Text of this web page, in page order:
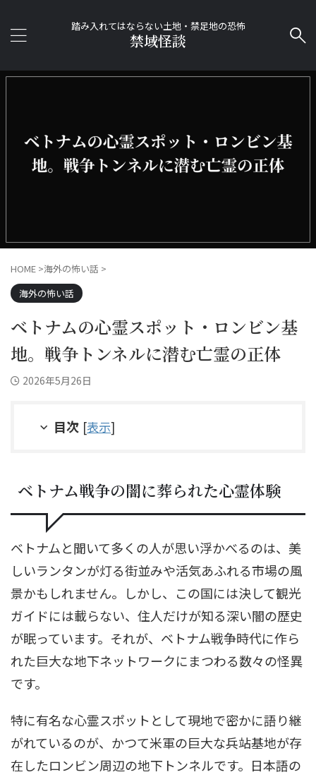
踏み入れてはならない土地・禁足地の恐怖
禁域怪談
HOME >海外の怖い話 >
海外の怖い話
ベトナムの心霊スポット・ロンビン基
地。戦争トンネルに潜む亡霊の正体
2026年5月26日
目次 [表示]
ベトナム戦争の闇に葬られた心霊体験
ベトナムと聞いて多くの人が思い浮かべるのは、美
しいランタンが灯る街並みや活気あふれる市場の風
景かもしれません。しかし、この国には決して観光
ガイドには載らない、住人だけが知る深い闇の歴史
が眠っています。それが、ベトナム戦争時代に作ら
れた巨大な地下ネットワークにまつわる数々の怪異
です。
特に有名な心霊スポットとして現地で密かに語り継
がれているのが、かつて米軍の巨大な兵站基地が存
在したロンビン周辺の地下トンネルです。日本語の